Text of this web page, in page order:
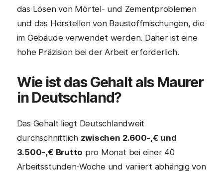
das Lösen von Mörtel- und Zementproblemen
und das Herstellen von Baustoffmischungen, die
im Gebäude verwendet werden. Daher ist eine
hohe Präzision bei der Arbeit erforderlich.
Wie ist das Gehalt als Maurer
in Deutschland?
Das Gehalt liegt Deutschlandweit
durchschnittlich zwischen 2.600-,€ und
3.500-,€ Brutto pro Monat bei einer 40
Arbeitsstunden-Woche und variiert abhängig von